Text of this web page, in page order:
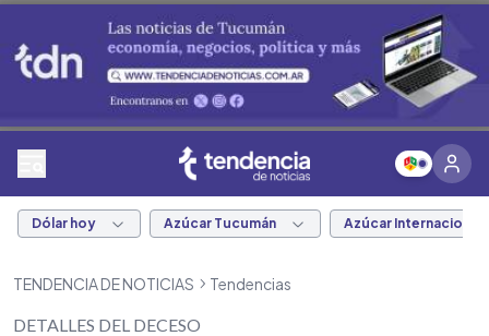
Dólar hoy Azúcar Tucumán Azúcar Internacional
TENDENCIA DE NOTICIAS Tendencias
DETALLES DEL DECESO